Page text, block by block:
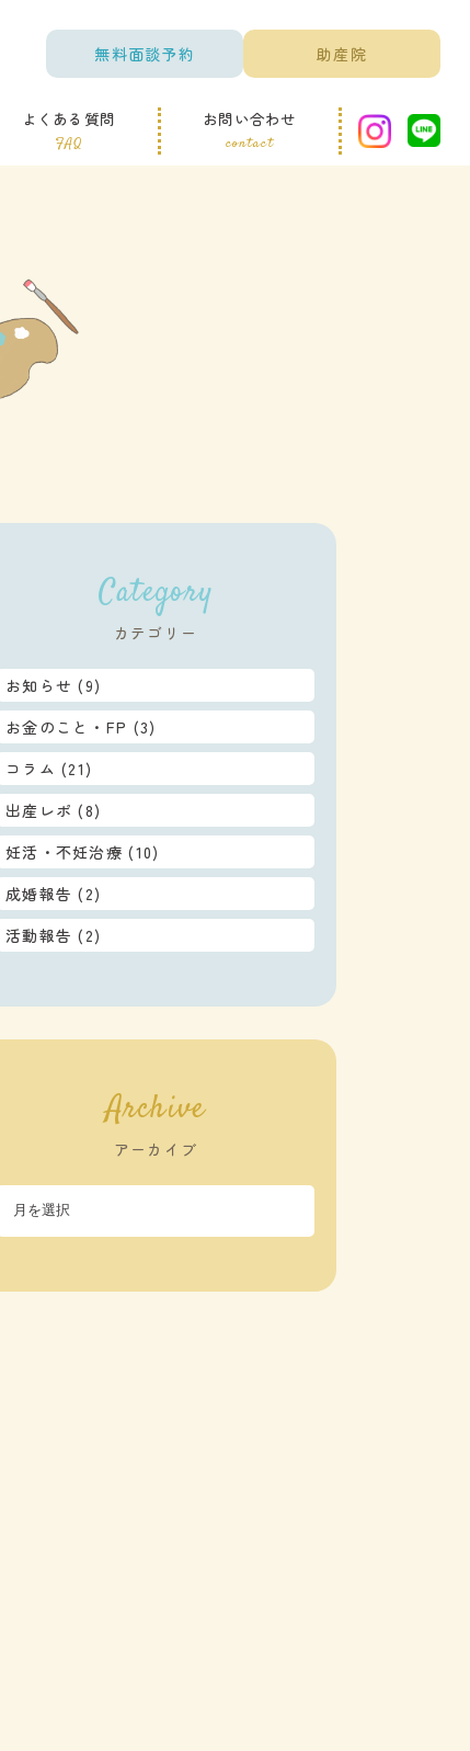
無料面談予約 助産院
よくある質問
FAQ
お問い合わせ
contact
Category
カテゴリー
お知らせ (9)
お金のこと・FP (3)
コラム (21)
出産レポ (8)
妊活・不妊治療 (10)
成婚報告 (2)
活動報告 (2)
Archive
アーカイブ